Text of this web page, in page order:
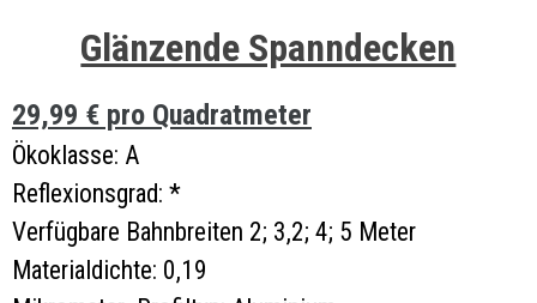
Glänzende Spanndecken
29,99 € pro Quadratmeter
Ökoklasse: A
Reflexionsgrad: *
Verfügbare Bahnbreiten 2; 3,2; 4; 5 Meter
Materialdichte: 0,19